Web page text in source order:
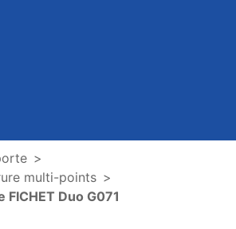
multi-points
Duo G071